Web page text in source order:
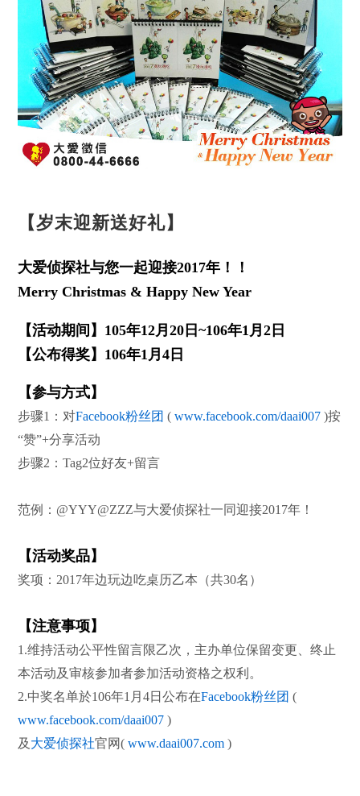
【岁末迎新送好礼】
大爱侦探社与您一起迎接2017年！！
Merry Christmas & Happy New Year
【活动期间】105年12月20日~106年1月2日
【公布得奖】106年1月4日
【参与方式】
步骤1：对Facebook粉丝团 (www.facebook.com/daai007 )按
“赞”+分享活动
步骤2：Tag2位好友+留言
范例：@YYY@ZZZ与大爱侦探社一同迎接2017年！
【活动奖品】
奖项：2017年边玩边吃桌历乙本（共30名）
【注意事项】
1.维持活动公平性留言限乙次，主办单位保留变更、终止
本活动及审核参加者参加活动资格之权利。
2.中奖名单於106年1月4日公布在Facebook粉丝团 (
www.facebook.com/daai007 )
及 大爱侦探社官网(www.daai007.com )